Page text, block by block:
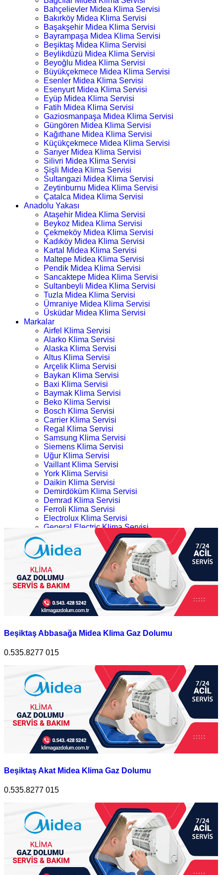
Bahçelievler Midea Klima Servisi
Bakırköy Midea Klima Servisi
Başakşehir Midea Klima Servisi
Bayrampaşa Midea Klima Servisi
Beşiktaş Midea Klima Servisi
Beylikdüzü Midea Klima Servisi
Beyoğlu Midea Klima Servisi
Büyükçekmece Midea Klima Servisi
Esenler Midea Klima Servisi
Esenyurt Midea Klima Servisi
Eyüp Midea Klima Servisi
Fatih Midea Klima Servisi
Gaziosmanpaşa Midea Klima Servisi
Güngören Midea Klima Servisi
Kağıthane Midea Klima Servisi
Küçükçekmece Midea Klima Servisi
Sarıyer Midea Klima Servisi
Silivri Midea Klima Servisi
Şişli Midea Klima Servisi
Sultangazi Midea Klima Servisi
Zeytinburnu Midea Klima Servisi
Çatalca Midea Klima Servisi
Anadolu Yakası
Ataşehir Midea Klima Servisi
Beykoz Midea Klima Servisi
Çekmeköy Midea Klima Servisi
Kadıköy Midea Klima Servisi
Kartal Midea Klima Servisi
Maltepe Midea Klima Servisi
Pendik Midea Klima Servisi
Sancaktepe Midea Klima Servisi
Sultanbeyli Midea Klima Servisi
Tuzla Midea Klima Servisi
Ümraniye Midea Klima Servisi
Üsküdar Midea Klima Servisi
Markalar
Airfel Klima Servisi
Alarko Klima Servisi
Alaska Klima Servisi
Altus Klima Servisi
Arçelik Klima Servisi
Baykan Klima Servisi
Baxi Klima Servisi
Baymak Klima Servisi
Beko Klima Servisi
Bosch Klima Servisi
Carrier Klima Servisi
Regal Klima Servisi
Samsung Klima Servisi
Siemens Klima Servisi
Uğur Klima Servisi
Vaillant Klima Servisi
York Klima Servisi
Daikin Klima Servisi
Demirdöküm Klima Servisi
Demrad Klima Servisi
Ferroli Klima Servisi
Electrolux Klima Servisi
General Electric Klima Servisi
LG Klima Servisi
Midea Klima Servisi
Mitsubishi Klima Servisi
Profilo Klima Servisi
İletişim
Beşiktaş Midea Klima Gaz Dolumu
Ana Sayfa
Kategoriler
Beşiktaş Midea Klima Gaz Dolumu
Beşiktaş Abbasağa Midea Klima Gaz Dolumu
0.535.8277 015
Beşiktaş Akat Midea Klima Gaz Dolumu
0.535.8277 015